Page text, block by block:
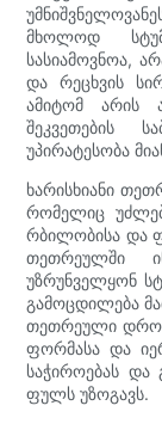
მხოლოდ
სასიამოვნოა,
და რეცხვის
ამიტომ არის
შეკვეთების
უპირატესობა
ხარისხიანი
რომელიც
რბილობისა და
თეთრეულში
უზრუნველყონ
გამოცდილება
თეთრეული
ფორმასა და
საჭიროებას და
ფულს უზოგავს.